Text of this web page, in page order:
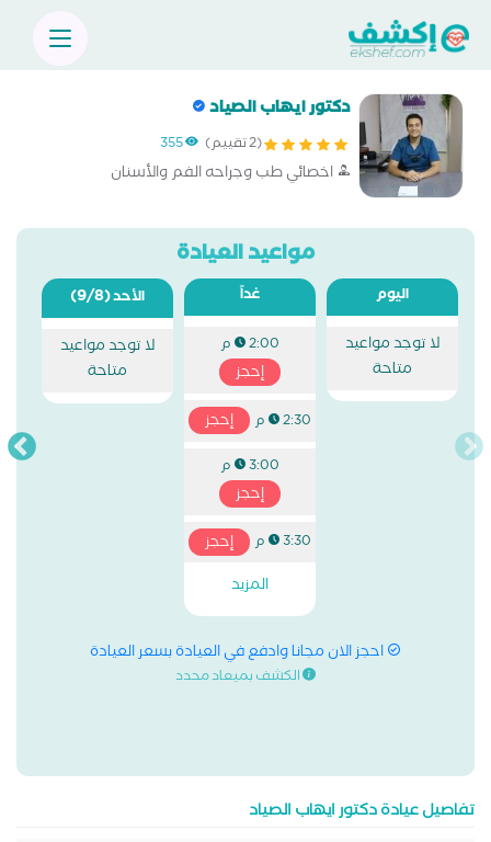
دكتور ايهاب الصياد
(2 تقييم) 355
اخصائي طب وجراحه الفم والأسنان
مواعيد العيادة
اليوم
لا توجد مواعيد
متاحة
غداً
2:00 م
إحجز
2:30 م إحجز
3:00 م
إحجز
3:30 م
إحجز
المزيد
الأحد(9/8)
لا توجد مواعيد
متاحة
احجز الان مجانا وادفع في العيادة بسعر العيادة
الكشف بميعاد محدد
تفاصيل عيادة دكتور ايهاب الصياد